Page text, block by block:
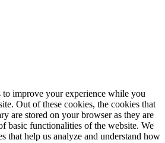
to improve your experience while you
Out of these cookies, the cookies that
are stored on your browser as they are
basic functionalities of the website. We
that help us analyze and understand how